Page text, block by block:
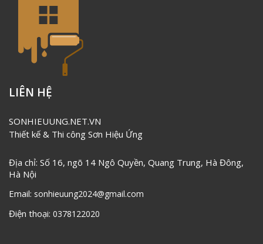
LIÊN HỆ
SONHIEUUNG.NET.VN
Thiết kế & Thi công Sơn Hiệu Ứng
Địa chỉ: Số 16, ngõ 14 Ngô Quyền, Quang Trung, Hà Đông,
Hà Nội
Email: sonhieuung2024@gmail.com
Điện thoại: 0378122020